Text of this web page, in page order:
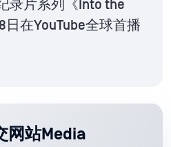
录片系列《Into the
日在YouTube全球首播
网站Media